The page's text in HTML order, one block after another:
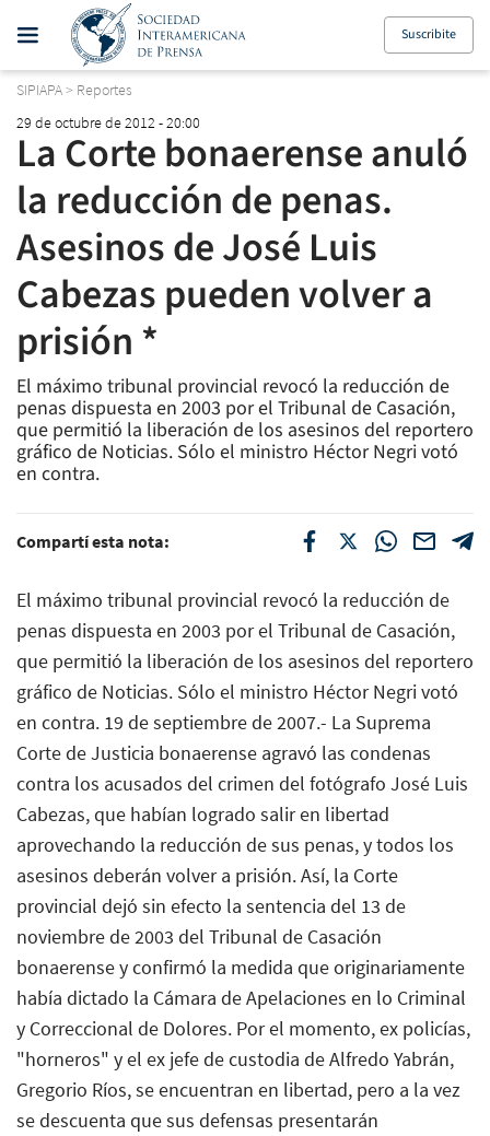
Suscribite
SIPIAPA> Reportes
29 de octubre de 2012 - 20:00
La Corte bonaerense anuló
la reducción de penas.
Asesinos de José Luis
Cabezas pueden volver a
prisión *
El máximo tribunal provincial revocó la reducción de
penas dispuesta en 2003 por el Tribunal de Casación,
que permitió la liberación de los asesinos del reportero
gráfico de Noticias. Sólo el ministro Héctor Negri votó
en contra.
Compartí esta nota:
El máximo tribunal provincial revocó la reducción de
penas dispuesta en 2003 por el Tribunal de Casación,
que permitió la liberación de los asesinos del reportero
gráfico de Noticias. Sólo el ministro Héctor Negri votó
en contra. 19 de septiembre de 2007.- La Suprema
Corte de Justicia bonaerense agravó las condenas
contra los acusados del crimen del fotógrafo José Luis
Cabezas, que habían logrado salir en libertad
aprovechando la reducción de sus penas, y todos los
asesinos deberán volver a prisión. Así, la Corte
provincial dejó sin efecto la sentencia del 13 de
noviembre de 2003 del Tribunal de Casación
bonaerense y confirmó la medida que originariamente
había dictado la Cámara de Apelaciones en lo Criminal
y Correccional de Dolores. Por el momento, ex policías,
"horneros" y el ex jefe de custodia de Alfredo Yabrán,
Gregorio Ríos, se encuentran en libertad, pero a la vez
se descuenta que sus defensas presentarán